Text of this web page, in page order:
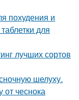
похудения и
для
лучших сортов
шелуху.
чеснока